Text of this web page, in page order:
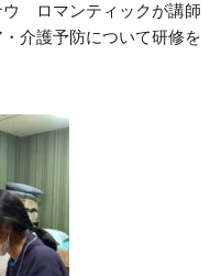
ロマンティックが講師
介護予防について研修を